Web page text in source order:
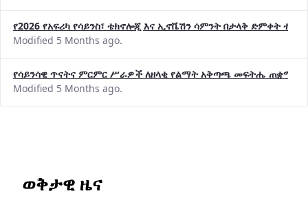
የ2026 የአፍሪካ የሳይንስ፣ ቴክኖሎጂ እና ኢኖቬሽን ሳምንት በታላቅ ድምቀት
Modified 5 Months ago.
የሳይንሳዊ ጥናትና ምርምር ሥራዎች ለዘላቂ የልማት አቅጣጫ መፍትሔ ጠቋሚ
Modified 5 Months ago.
ወቅታዊ ዜና